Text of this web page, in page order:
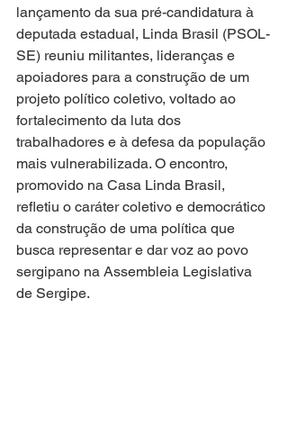
lançamento da sua pré-candidatura à
deputada estadual, Linda Brasil (PSOL-
SE) reuniu militantes, lideranças e
apoiadores para a construção de um
projeto político coletivo, voltado ao
fortalecimento da luta dos
trabalhadores e à defesa da população
mais vulnerabilizada. O encontro,
promovido na Casa Linda Brasil,
refletiu o caráter coletivo e democrático
da construção de uma política que
busca representar e dar voz ao povo
sergipano na Assembleia Legislativa
de Sergipe.